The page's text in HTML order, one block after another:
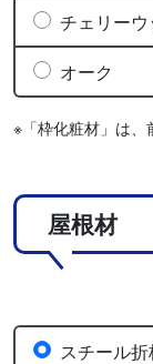
チェリーウ
オーク
※「枠化粧材」は、
屋根材
スチール折